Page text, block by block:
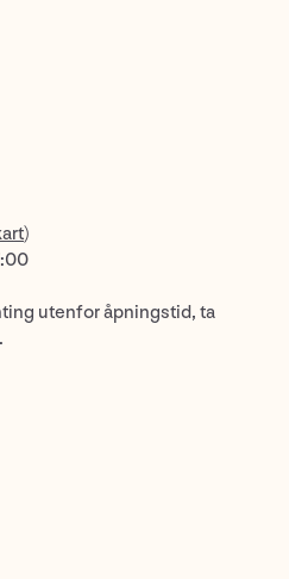
)
utenfor åpningstid, ta